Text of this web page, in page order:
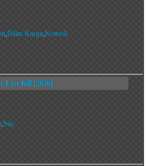
,Bilim Kurgu,Komedi
Last Kill [2026]
,Suç